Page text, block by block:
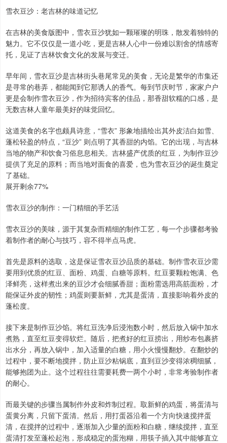
雪衣豆沙：老吉林的味道记忆
在吉林的美食版图中，雪衣豆沙犹如一颗璀璨的明珠，散发着独特的
魅力。它不仅仅是一道小吃，更是吉林人心中一份难以割舍的情感寄
托，见证了吉林饮食文化的发展与变迁。
早年间，雪衣豆沙是吉林街头巷尾常见的美食，无论是繁华的市集还
是寻常的巷弄，都能闻到它那诱人的香气。每到节庆时节，家家户户
更是会制作雪衣豆沙，作为招待宾客的佳品，那香甜软糯的口感，是
无数吉林人童年最美好的味觉回忆。
这道美食的名字也颇具诗意，“雪衣” 形象地描绘出其外皮洁白如雪、
蓬松轻盈的特点，“豆沙” 则点明了其香甜的内馅。它的出现，与吉林
当地的物产和饮食习俗息息相关。吉林盛产优质的红豆，为制作豆沙
提供了充足的原料；而当地对面食的喜爱，也为雪衣豆沙的诞生奠定
了基础。
展开剩余77%
雪衣豆沙的制作：一门精细的手艺活
雪衣豆沙的美味，源于其复杂而精细的制作工艺，每一个步骤都考验
着制作者的耐心与技巧，容不得半点马虎。
首先是原料的选取，这是保证雪衣豆沙品质的基础。制作雪衣豆沙需
要用到优质的红豆、面粉、鸡蛋、白糖等原料。红豆要颗粒饱满、色
泽鲜亮，这样煮出来的豆沙才会细腻香甜；面粉需选用高筋面粉，才
能保证外皮的韧性；鸡蛋则要新鲜，尤其是蛋清，直接影响着外皮的
蓬松度。
接下来是制作豆沙馅。将红豆洗净后浸泡数小时，然后放入锅中加水
煮熟，直至红豆变得软烂。随后，把煮好的红豆捞出，用纱布包裹挤
出水分，再放入锅中，加入适量的白糖，用小火慢慢翻炒。在翻炒的
过程中，要不断地搅拌，防止豆沙粘锅底，直到豆沙变得浓稠细腻，
能够抱团为止。这个过程往往需要耗费一两个小时，非常考验制作者
的耐心。
而最关键的步骤当属制作外皮和炸制过程。取新鲜的鸡蛋，将蛋清与
蛋黄分离，只留下蛋清。然后，用打蛋器沿着一个方向快速搅拌蛋
清，在搅拌的过程中，逐渐加入少量的面粉和白糖，继续搅拌，直至
蛋清打发至蓬松起泡，形成稳定的蛋泡糊，用筷子插入其中能够直立